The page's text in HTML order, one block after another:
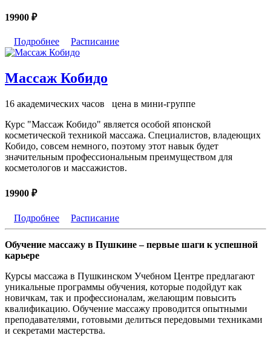
19900 ₽
Подробнее Расписание
Массаж Кобидо
16 академических часов
цена в мини-группе
Курс "Массаж Кобидо" является особой японской
косметической техникой массажа. Специалистов, владеющих
Кобидо, совсем немного, поэтому этот навык будет
значительным профессиональным преимуществом для
косметологов и массажистов.
19900 ₽
Подробнее Расписание
Обучение массажу в Пушкине – первые шаги к успешной
карьере
Курсы массажа в Пушкинском Учебном Центре предлагают
уникальные программы обучения, которые подойдут как
новичкам, так и профессионалам, желающим повысить
квалификацию. Обучение массажу проводится опытными
преподавателями, готовыми делиться передовыми техниками
и секретами мастерства.